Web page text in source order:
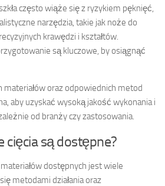
często wiąże się z ryzykiem pęknięć,
narzędzia, takie jak noże do
krawędzi i kształtów.
są kluczowe, by osiągnąć
oraz odpowiednich metod
aby uzyskać wysoką jakość wykonania i
od branży czy zastosowania.
cięcia są dostępne?
dostępnych jest wiele
metodami działania oraz